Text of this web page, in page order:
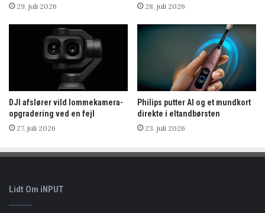
29. juli 2026 28. juli 2026
DJI afslører vild lommekamera-
opgradering ved en fejl
27. juli 2026
Philips putter AI og et mundkort
direkte i eltandbørsten
23. juli 2026
Lidt Om iNPUT